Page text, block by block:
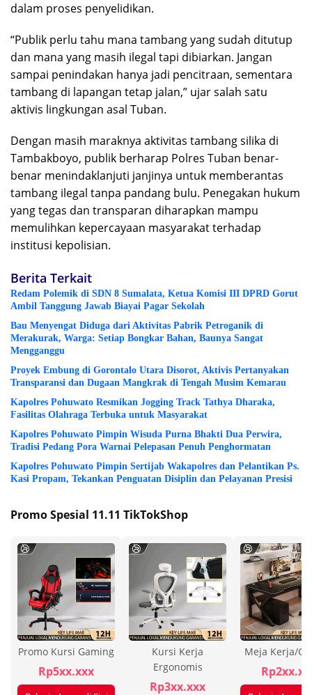
dalam proses penyelidikan.
“Publik perlu tahu mana tambang yang sudah ditutup
dan mana yang masih ilegal tapi dibiarkan. Jangan
sampai penindakan hanya jadi pencitraan, sementara
tambang di lapangan tetap jalan,” ujar salah satu
aktivis lingkungan asal Tuban.
Dengan masih maraknya aktivitas tambang silika di
Tambakboyo, publik berharap Polres Tuban benar-
benar menindaklanjuti janjinya untuk memberantas
tambang ilegal tanpa pandang bulu. Penegakan hukum
yang tegas dan transparan diharapkan mampu
memulihkan kepercayaan masyarakat terhadap
institusi kepolisian.
Berita Terkait
Redam Polemik di SDN 8 Sumalata, Ketua Komisi III DPRD Gorut
Ambil Tanggung Jawab Biayai Pagar Sekolah
Bau Menyengat Diduga dari Aktivitas Pabrik Petroganik di
Merakurak, Warga: Setiap Bongkar Bahan, Baunya Sangat
Mengganggu
Proyek Embung di Gorontalo Utara Disorot, Aktivis Pertanyakan
Transparansi dan Dugaan Mangkrak di Tengah Musim Kemarau
Kapolres Pohuwato Resmikan Jogging Track Tathya Dharaka,
Fasilitas Olahraga Terbuka untuk Masyarakat
Kapolres Pohuwato Pimpin Wisuda Purna Bhakti Dua Perwira,
Tradisi Pedang Pora Warnai Pelepasan Penuh Penghormatan
Kapolres Pohuwato Pimpin Sertijab Wakapolres dan Pelantikan Ps.
Kasi Propam, Tekankan Penguatan Disiplin dan Pelayanan Presisi
Promo Spesial 11.11 TikTokShop
Promo Kursi Gaming
Rp5xx.xxx
Kursi Kerja
Ergonomis
Rp3xx.xxx
Meja Kerja/